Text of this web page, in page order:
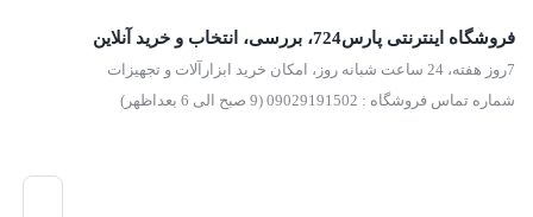
فروشگاه اینترنتی پارس724، بررسی، انتخاب و خرید آنلاین
7روز هفته، 24 ساعت شبانه روز، امکان خرید ابزارآلات و تجهیزات
شماره تماس فروشگاه : 09029191502 (9 صبح الی 6 بعداظهر)